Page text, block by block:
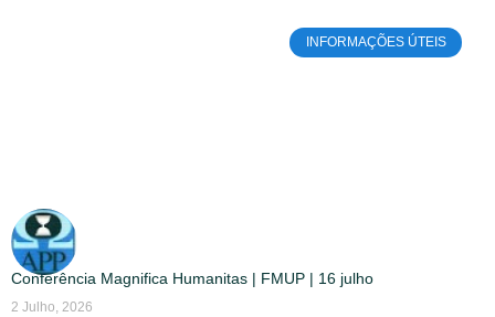
INFORMAÇÕES ÚTEIS
Conferência Magnifica Humanitas | FMUP | 16 julho
2 Julho, 2026